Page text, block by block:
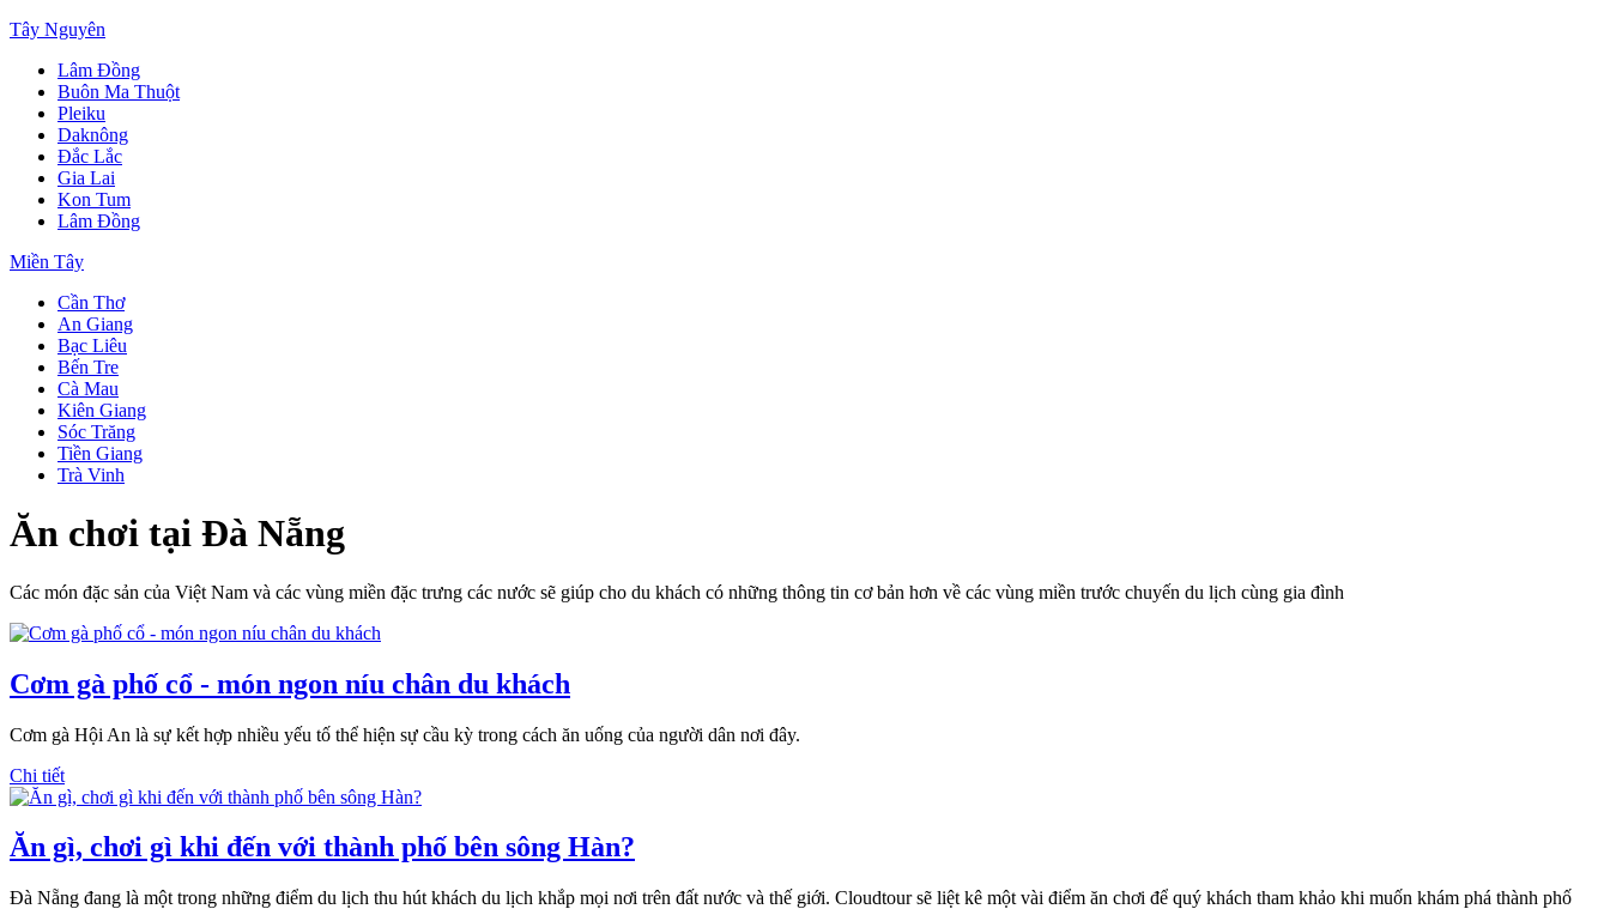
Tây Nguyên
Lâm Đồng
Buôn Ma Thuột
Pleiku
Daknông
Đắc Lắc
Gia Lai
Kon Tum
Lâm Đồng
Miền Tây
Cần Thơ
An Giang
Bạc Liêu
Bến Tre
Cà Mau
Kiên Giang
Sóc Trăng
Tiền Giang
Trà Vinh
Ăn chơi tại Đà Nẵng
Các món đặc sản của Việt Nam và các vùng miền đặc trưng các nước sẽ giúp cho du khách có những thông tin cơ bản hơn về các vùng miền trước chuyến du lịch cùng gia đình
Cơm gà phố cổ - món ngon níu chân du khách
Cơm gà Hội An là sự kết hợp nhiều yếu tố thể hiện sự cầu kỳ trong cách ăn uống của người dân nơi đây.
Chi tiết
Ăn gì, chơi gì khi đến với thành phố bên sông Hàn?
Đà Nẵng đang là một trong những điểm du lịch thu hút khách du lịch khắp mọi nơi trên đất nước và thế giới. Cloudtour sẽ liệt kê một vài điểm ăn chơi để quý khách tham khảo khi muốn khám phá thành phố